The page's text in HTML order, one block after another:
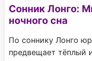
Сонник Лонго:
ночного сна
По соннику Лонго
предвещает тёплый